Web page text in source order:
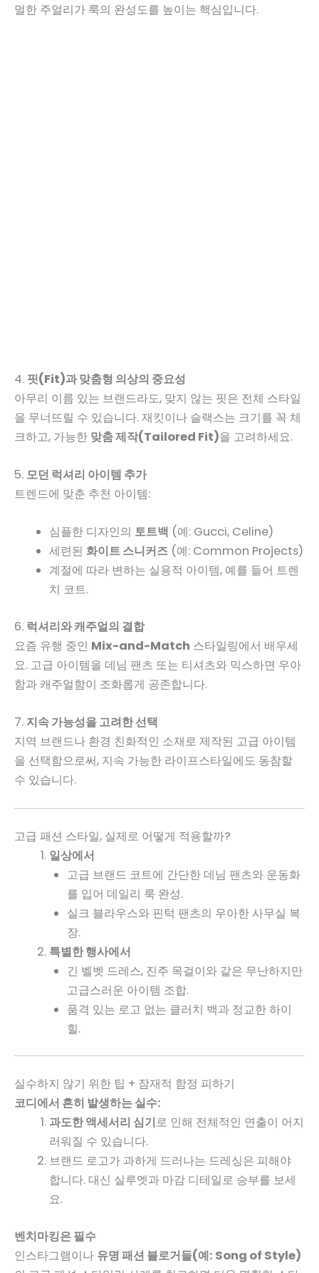
멀한 주얼리가 룩의 완성도를 높이는 핵심입니다.
4. 핏(Fit)과 맞춤형 의상의 중요성
아무리 이름 있는 브랜드라도, 맞지 않는 핏은 전체 스타일
을 무너뜨릴 수 있습니다. 재킷이나 슬랙스는 크기를 꼭 체
크하고, 가능한 맞춤 제작(Tailored Fit)을 고려하세요.
5. 모던 럭셔리 아이템 추가
트렌드에 맞춘 추천 아이템:
심플한 디자인의 토트백 (예: Gucci, Celine)
세련된 화이트 스니커즈 (예: Common Projects)
계절에 따라 변하는 실용적 아이템, 예를 들어 트렌
치 코트.
6. 럭셔리와 캐주얼의 결합
요즘 유행 중인 Mix-and-Match 스타일링에서 배우세
요. 고급 아이템을 데님 팬츠 또는 티셔츠와 믹스하면 우아
함과 캐주얼함이 조화롭게 공존합니다.
7. 지속 가능성을 고려한 선택
지역 브랜드나 환경 친화적인 소재로 제작된 고급 아이템
을 선택함으로써, 지속 가능한 라이프스타일에도 동참할
수 있습니다.
고급 패션 스타일, 실제로 어떻게 적용할까?
일상에서
고급 브랜드 코트에 간단한 데님 팬츠와 운동화
를 입어 데일리 룩 완성.
실크 블라우스와 핀턱 팬츠의 우아한 사무실 복
장.
특별한 행사에서
긴 벨벳 드레스, 진주 목걸이와 같은 무난하지만
고급스러운 아이템 조합.
품격 있는 로고 없는 클러치 백과 정교한 하이
힐.
실수하지 않기 위한 팁 + 잠재적 함정 피하기
코디에서 흔히 발생하는 실수:
과도한 액세서리 심기로 인해 전체적인 연출이 어지
러워질 수 있습니다.
브랜드 로고가 과하게 드러나는 드레싱은 피해야
합니다. 대신 실루엣과 마감 디테일로 승부를 보세
요.
벤치마킹은 필수
인스타그램이나 유명 패션 블로거들(예: Song of Style)